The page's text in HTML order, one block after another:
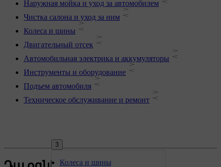
3
Колеса и шины
Наружная мойка и уход за автомобилем
Чистка салона и уход за ним
Колеса и шины
Двигательный отсек
Автомобильная электрика и аккумуляторы
Инструменты и оборудование
Подъем автомобиля
Техническое обслуживание и ремонт